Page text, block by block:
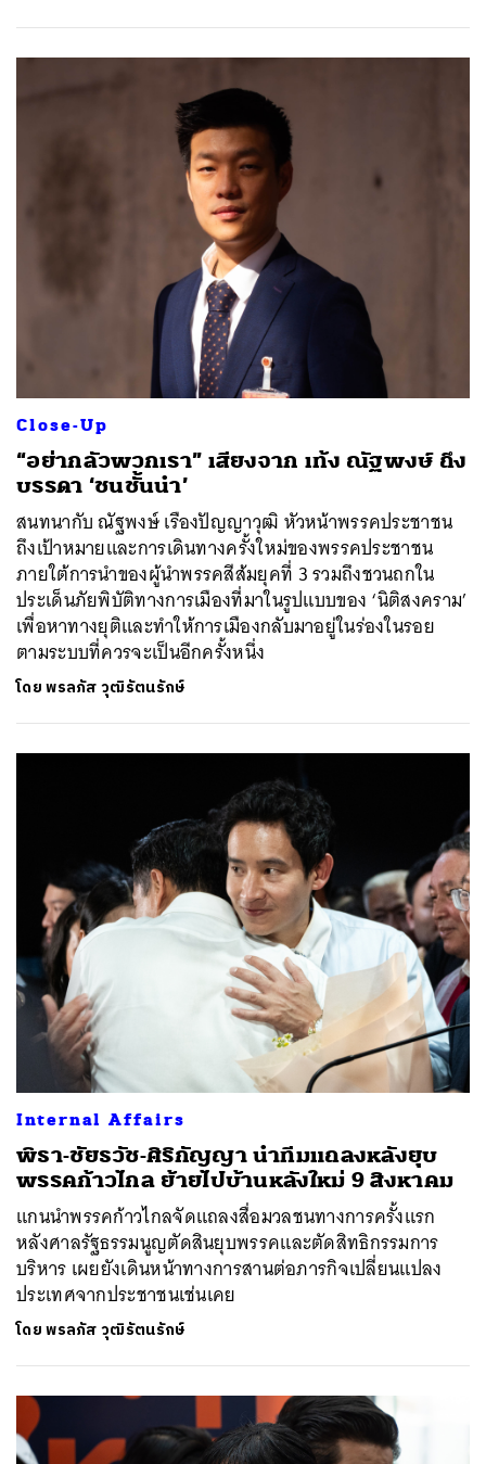
Close-Up
“อย่ากลัวพวกเรา” เสียงจาก เท้ง ณัฐพงษ์ ถึง
บรรดา ‘ชนชั้นนำ’
สนทนากับ ณัฐพงษ์ เรืองปัญญาวุฒิ หัวหน้าพรรคประชาชน
ถึงเป้าหมายและการเดินทางครั้งใหม่ของพรรคประชาชน
ภายใต้การนำของผู้นำพรรคสีส้มยุคที่ 3 รวมถึงชวนถกใน
ประเด็นภัยพิบัติทางการเมืองที่มาในรูปแบบของ ‘นิติสงคราม’
เพื่อหาทางยุติและทำให้การเมืองกลับมาอยู่ในร่องในรอย
ตามระบบที่ควรจะเป็นอีกครั้งหนึ่ง
โดยพรลภัส วุฒิรัตนรักษ์
Internal Affairs
พิธา-ชัยธวัช-ศิริกัญญา นำทีมแถลงหลังยุบ
พรรคก้าวไกล ย้ายไปบ้านหลังใหม่ 9 สิงหาคม
แกนนำพรรคก้าวไกลจัดแถลงสื่อมวลชนทางการครั้งแรก
หลังศาลรัฐธรรมนูญตัดสินยุบพรรคและตัดสิทธิกรรมการ
บริหาร เผยยังเดินหน้าทางการสานต่อภารกิจเปลี่ยนแปลง
ประเทศจากประชาชนเช่นเคย
โดยพรลภัส วุฒิรัตนรักษ์